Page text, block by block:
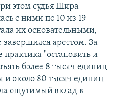
этом судья Шира
с ними по 10 из 19
их основательными,
арестом. За
"остановить и
более 8 тысяч единиц
и около 80 тысяч единиц
ощутимый вклад в